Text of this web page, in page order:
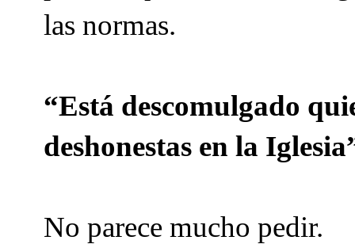
las normas.
“Está descomulgado
deshonestas en la
No parece mucho pedir.